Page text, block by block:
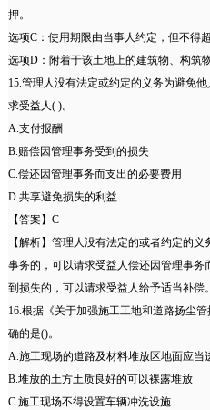
押。
选项C：使用期限由当事人约定，但不得
选项D：附着于该土地上的建筑物、构筑
15.管理人没有法定或约定的义务为避免
求受益人( )。
A.支付报酬
B.赔偿因管理事务受到的损失
C.偿还因管理事务而支出的必要费用
D.共享避免损失的利益
【答案】C
【解析】管理人没有法定的或者约定的
事务的，可以请求受益人偿还因管理事
到损失的，可以请求受益人给予适当补偿。
16.根据《关于加强施工工地和道路扬尘
确的是()。
A.施工现场的道路及材料堆放区地面应当
B.堆放的土方土质良好的可以裸露堆放
C.施工现场不得设置车辆冲洗设施